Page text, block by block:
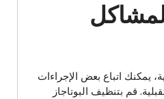
يمكنك اتباع بعض الإجراءات
قم بتنظيف البوتاجاز